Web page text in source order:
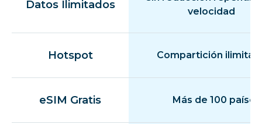
Datos Ilimitados
velocidad
Hotspot Compartición
eSIM Gratis Más de 100 países